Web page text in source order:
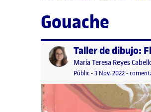
Gouache
Publicat per
Publicat per
María Teresa Reyes
Visibilitat:
Públic-Data de publicació
3 Nov. 202223
-